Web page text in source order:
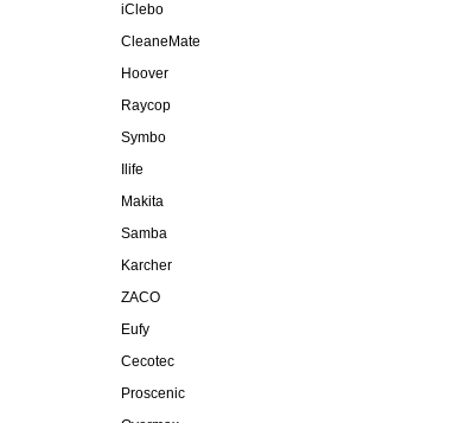
iClebo
CleaneMate
Hoover
Raycop
Symbo
Ilife
Makita
Samba
Karcher
ZACO
Eufy
Cecotec
Proscenic